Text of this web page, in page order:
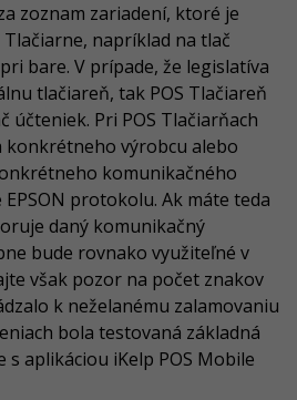
zoznam zariadení, ktoré je
napríklad na tlač
bare. V prípade, že legislatíva
tlačiareň, tak POS Tlačiareň
účteniek. Pri POS Tlačiarňach
konkrétneho výrobcu alebo
komunikačného
protokolu. Ak máte teda
daný komunikačný
bude rovnako využiteľné v
však pozor na počet znakov
k neželanému zalamovaniu
bola testovaná základná
aplikáciou iKelp POS Mobile